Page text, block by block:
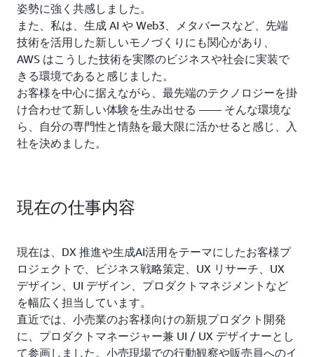
姿勢に強く共感しました。
また、私は、生成 AI や Web3、メタバースなど、先端
技術を活用した新しいモノづくりにも関心があり、
AWS はこうした技術を実際のビジネスや社会に実装で
きる環境であると感じました。
お客様を中心に据えながら、最先端のテクノロジーを掛
け合わせて新しい体験を生み出せる ―― そんな環境な
ら、自分の専門性と情熱を最大限に活かせると感じ、入
社を決めました。
現在の仕事内容
現在は、DX 推進や生成AI活用をテーマにしたお客様プ
ロジェクトで、ビジネス戦略策定、UX リサーチ、UX
デザイン、UI デザイン、プロダクトマネジメントなど
を幅広く担当しています。
直近では、小売業のお客様向けの新規プロダクト開発
に、プロダクトマネージャー兼 UI / UX デザイナーとし
て参画しました。小売現場での行動観察や販売員へのイ